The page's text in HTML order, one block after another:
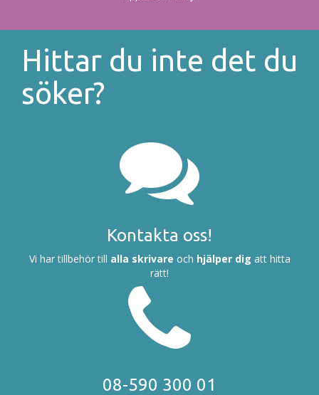
Hittar du inte det du
söker?
Kontakta oss!
Vi har tillbehör till alla skrivare och hjälper dig att hitta
rätt!
08-590 300 01